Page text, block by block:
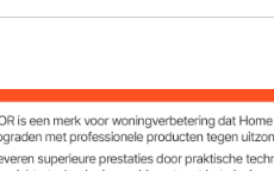
Maximale
Bekijk alle specificaties